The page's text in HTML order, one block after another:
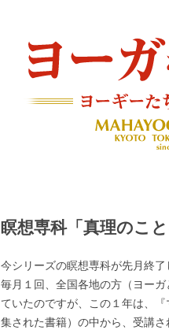
瞑想専科「真理のこ
今シリーズの瞑想専科が先月終了
毎月１回、全国各地の方（ヨー
ていたのですが、この１年は、
集された書籍）の中から、受講